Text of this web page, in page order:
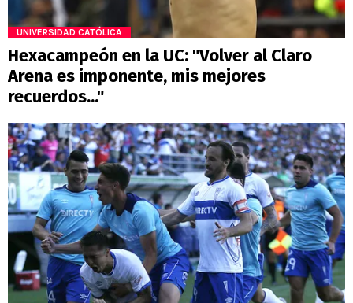
UNIVERSIDAD CATÓLICA
Hexacampeón en la UC: "Volver al Claro
Arena es imponente, mis mejores
recuerdos..."